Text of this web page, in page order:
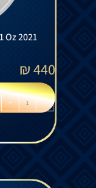
Oz 2021
440
₪
-
+